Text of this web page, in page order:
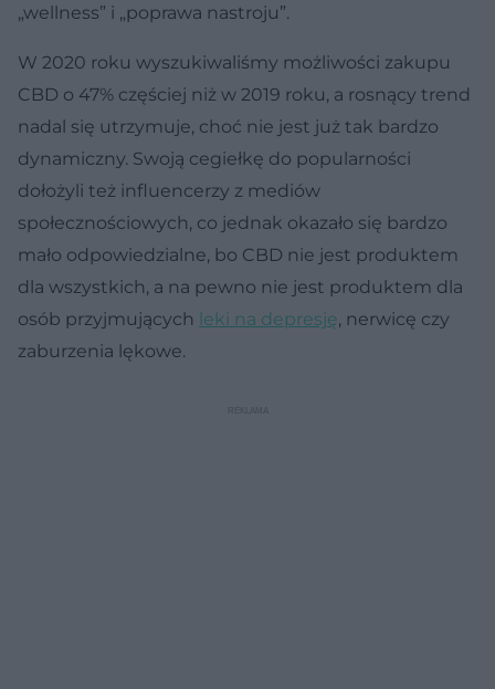
„wellness” i „poprawa nastroju”.
W 2020 roku wyszukiwaliśmy możliwości zakupu
CBD o 47% częściej niż w 2019 roku, a rosnący trend
nadal się utrzymuje, choć nie jest już tak bardzo
dynamiczny. Swoją cegiełkę do popularności
dołożyli też influencerzy z mediów
społecznościowych, co jednak okazało się bardzo
mało odpowiedzialne, bo CBD nie jest produktem
dla wszystkich, a na pewno nie jest produktem dla
osób przyjmujących leki na depresję, nerwicę czy
zaburzenia lękowe.